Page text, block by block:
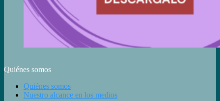
Quiénes somos
Quiénes somos
Nuestro alcance en los medios